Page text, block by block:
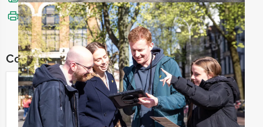
Bekijk printbare versie
Combineer dit uitje met:
VR Squad Game in Groningen
Vanaf€ 37,50 p.p. excl. BTW
Vanaf 12 personen ‐ 2 uur